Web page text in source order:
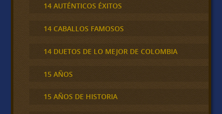
14 AUTÉNTICOS ÉXITOS
14 CABALLOS FAMOSOS
14 DUETOS DE LO MEJOR DE COLOMBIA
15 AÑOS
15 AÑOS DE HISTORIA